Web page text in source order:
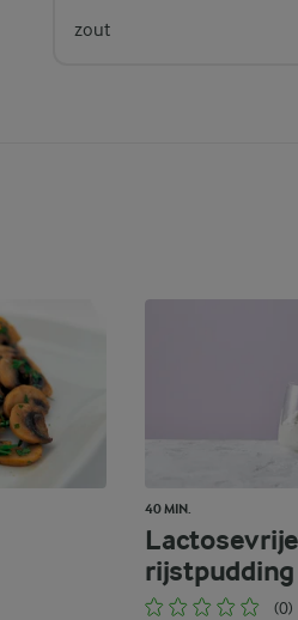
zout
40 MIN.
rijstpudding
(0)